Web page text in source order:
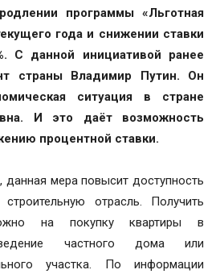
программы «Льготная
года и снижении ставки
С данной инициативой ранее
страны Владимир Путин. Он
ситуация в стране
И это даёт возможность
процентной ставки.
мера повысит доступность
отрасль. Получить
на покупку квартиры в
частного дома или
участка. По информации